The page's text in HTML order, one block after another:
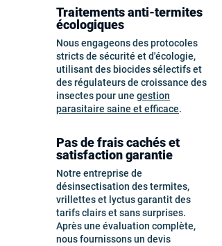
Traitements anti-termites
écologiques
Nous engageons des protocoles
stricts de sécurité et d'écologie,
utilisant des biocides sélectifs et
des régulateurs de croissance des
insectes pour une gestion
parasitaire saine et efficace.
Pas de frais cachés et
satisfaction garantie
Notre entreprise de
désinsectisation des termites,
vrillettes et lyctus garantit des
tarifs clairs et sans surprises.
Après une évaluation complète,
nous fournissons un devis